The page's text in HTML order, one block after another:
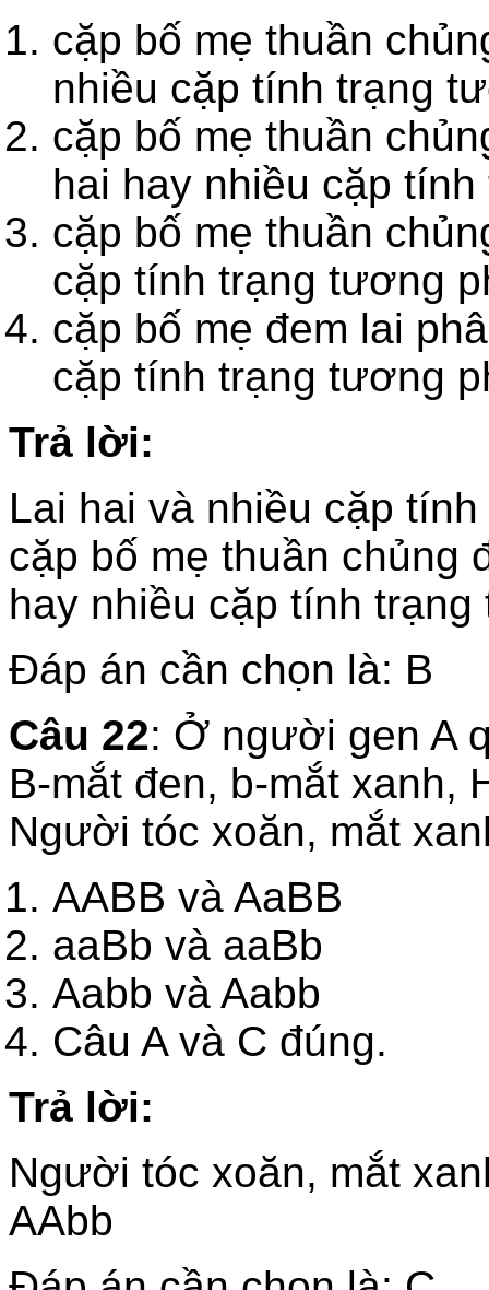
cặp bố mẹ thuần
nhiều cặp tính trạng
cặp bố mẹ thuần
hai hay nhiều cặp
cặp bố mẹ thuần
cặp tính trạng tương
cặp bố mẹ đem lai
cặp tính trạng tương
Trả lời:
Lai hai và nhiều cặp
cặp bố mẹ thuần chủng
hay nhiều cặp tính
Đáp án cần chọn là: B
Câu 22: Ở người gen A
B-mắt đen, b-mắt xanh,
Người tóc xoăn, mắt
AABB và AaBB
aaBb và aaBb
Aabb và Aabb
Câu A và C đúng.
Trả lời:
Người tóc xoăn, mắt
AAbb